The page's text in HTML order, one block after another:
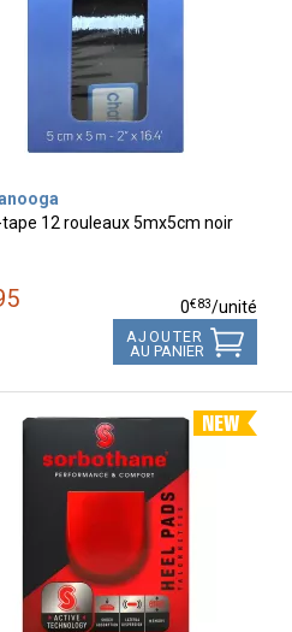
12 rouleaux 5mx5cm noir
0€83/unité
AJOUTER
AU PANIER